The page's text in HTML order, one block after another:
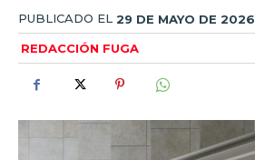
PUBLICADO EL 29 DE MAYO DE 2026
REDACCIÓN FUGA